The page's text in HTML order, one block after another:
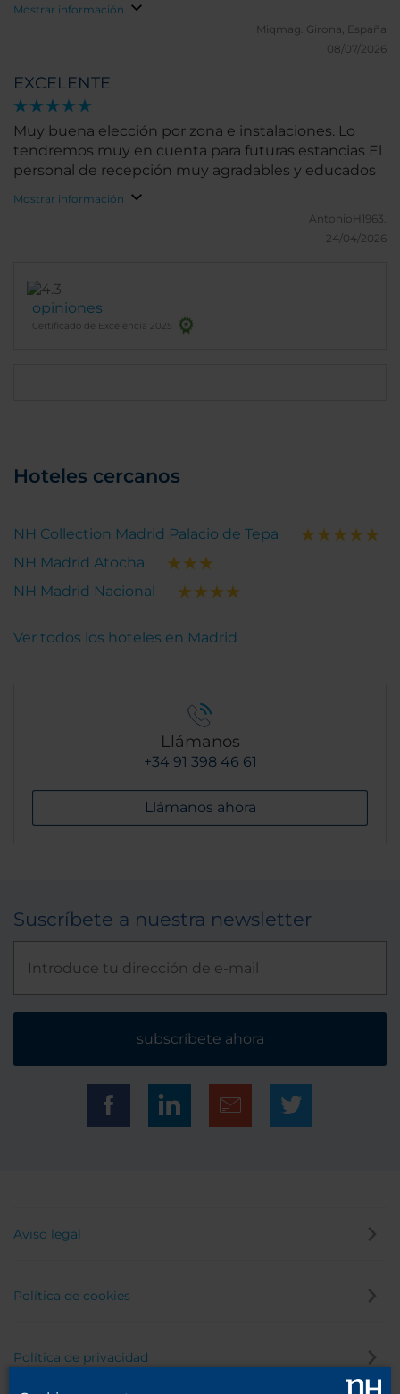
Mostrar información
Miqmag. Girona, España
08/07/2026
EXCELENTE
Muy buena elección por zona e instalaciones. Lo
tendremos muy en cuenta para futuras estancias El
personal de recepción muy agradables y educados
Mostrar información
AntonioH1963.
24/04/2026
opiniones
Certificado de Excelencia 2025
Hoteles cercanos
NH Collection Madrid Palacio de Tepa
NH Madrid Atocha
NH Madrid Nacional
Ver todos los hoteles en Madrid
Llámanos
+34 91 398 46 61
Llámanos ahora
Suscríbete a nuestra newsletter
subscríbete ahora
Aviso legal
Política de cookies
Política de privacidad